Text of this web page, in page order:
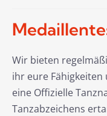
Wir bieten
ihr eure
eine Offizielle
Tanzabzeichens